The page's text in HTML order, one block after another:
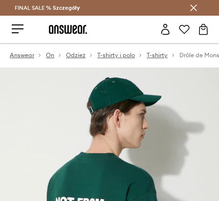
Oszczędzaj z Answear Club >
FINAL SALE % Szczegóły
Answear On Odzież T-shirty i polo T-shirty